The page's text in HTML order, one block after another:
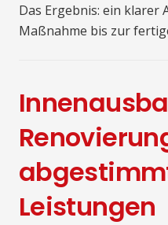
Das Ergebnis: ein klarer
Maßnahme bis zur
Leistungen